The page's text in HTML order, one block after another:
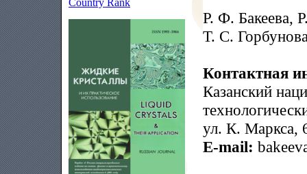
Р. Ф. Бакеева,
Т. С.
Контактная
Казанский
ул. К. Маркса,
E-mail: